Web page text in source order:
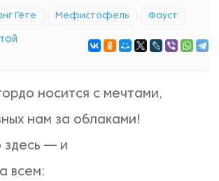
Гёте Мефистофель Фауст
носится с мечтами,
нам за облаками!
здесь — и
всем: